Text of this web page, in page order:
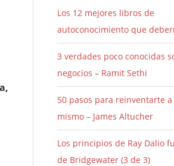
Los 12 mejores libros de
autoconocimiento que
3 verdades poco conocidas
negocios – Ramit Sethi
50 pasos para reinventarte
mismo – James Altucher
Los principios de Ray Dalio
de Bridgewater (3 de 3)